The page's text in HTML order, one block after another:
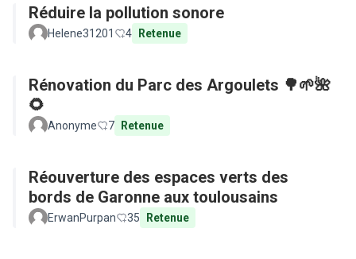
Réduire la pollution sonore
Helene31201 4 Retenue
Rénovation du Parc des Argoulets 🌳🌱🌺
🌻
Anonyme 7 Retenue
Réouverture des espaces verts des
bords de Garonne aux toulousains
ErwanPurpan 35 Retenue